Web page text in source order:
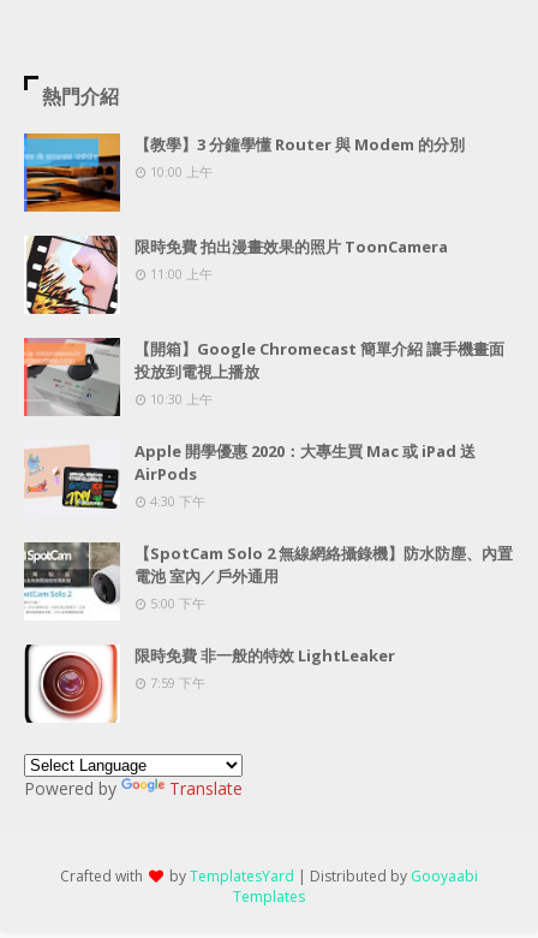
熱門介紹
【教學】3 分鐘學懂 Router 與 Modem 的分別
10:00 上午
限時免費 拍出漫畫效果的照片 ToonCamera
11:00 上午
【開箱】Google Chromecast 簡單介紹 讓手機畫面
投放到電視上播放
10:30 上午
Apple 開學優惠 2020：大專生買 Mac 或 iPad 送
AirPods
4:30 下午
【SpotCam Solo 2 無線網絡攝錄機】防水防塵、內置
電池 室內／戶外通用
5:00 下午
限時免費 非一般的特效 LightLeaker
7:59 下午
Powered by Translate
Crafted with byTemplatesYard | Distributed by Gooyaabi
Templates